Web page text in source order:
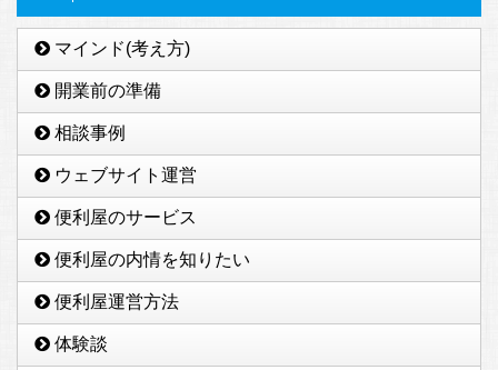
マインド(考え方)
開業前の準備
相談事例
ウェブサイト運営
便利屋のサービス
便利屋の内情を知りたい
便利屋運営方法
体験談